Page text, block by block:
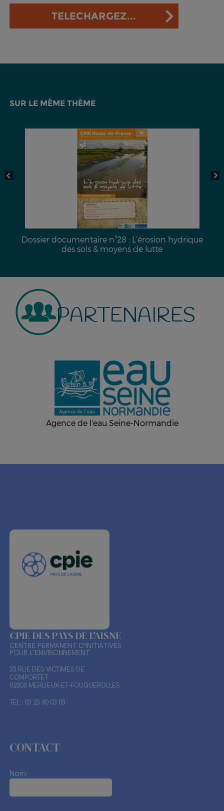
TELECHARGEZ...
SUR LE MÊME THÈME
Dossier documentaire n°28 : L’érosion hydrique
des sols & moyens de lutte
PARTENAIRES
Agence de l'eau Seine-Normandie
CPIE DES PAYS DE L'AISNE
CENTRE PERMANENT D'INITIATIVES
POUR L'ENVIRONNEMENT
33 RUE DES VICTIMES DE
COMPORTET
02000 MERLIEUX-ET-FOUQUEROLLES
TEL : 03 23 80 03 03
CONTACT
Nom